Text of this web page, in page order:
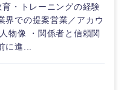
ください
経営企画・事業企
ください
ください
てください
さい
・トレーニングの経験
界での提案営業／アカウ
物像 ・関係者と信頼関
に進...